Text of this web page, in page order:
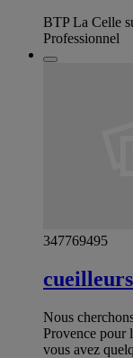
BTP La Celle
Professionnel
347769495
Nous
Provence pour
vous avez